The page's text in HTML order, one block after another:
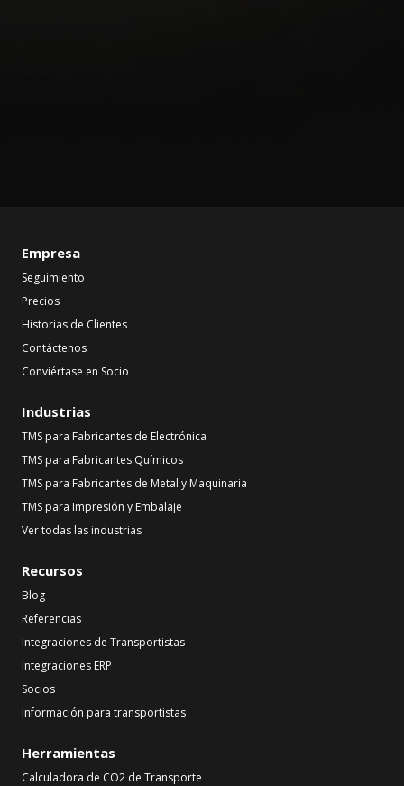
Empresa
Seguimiento
Precios
Historias de Clientes
Contáctenos
Conviértase en Socio
Industrias
TMS para Fabricantes de Electrónica
TMS para Fabricantes Químicos
TMS para Fabricantes de Metal y Maquinaria
TMS para Impresión y Embalaje
Ver todas las industrias
Recursos
Blog
Referencias
Integraciones de Transportistas
Integraciones ERP
Socios
Información para transportistas
Herramientas
Calculadora de CO2 de Transporte